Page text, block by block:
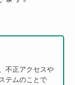
不正アクセスや
テムのことで